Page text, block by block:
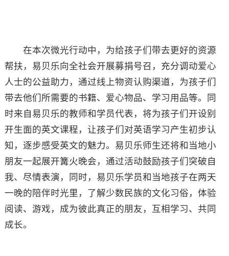
在本次微光行动中，为给孩子们带去更好的资源
帮扶，易贝乐向全社会开展募捐号召，充分调动爱心
人士的公益助力，通过线上物资认购渠道，为孩子们
带去他们所需要的书籍、爱心物品、学习用品等。同
时来自易贝乐的教师和学员代表，将为孩子们开设别
开生面的英文课程，让孩子们对英语学习产生初步认
知，逐步感受英文的魅力。易贝乐师生还将和当地小
朋友一起展开篝火晚会，通过活动鼓励孩子们突破自
我、尽情表演，同时，易贝乐学员和当地孩子在两天
一晚的陪伴时光里，了解少数民族的文化习俗，体验
阅读、游戏，成为彼此真正的朋友，互相学习、共同
成长。